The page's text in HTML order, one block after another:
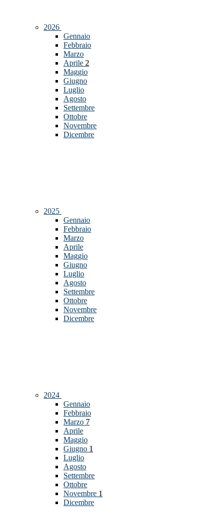
2026
Gennaio
Febbraio
Marzo
Aprile 2
Maggio
Giugno
Luglio
Agosto
Settembre
Ottobre
Novembre
Dicembre
2025
Gennaio
Febbraio
Marzo
Aprile
Maggio
Giugno
Luglio
Agosto
Settembre
Ottobre
Novembre
Dicembre
2024
Gennaio
Febbraio
Marzo 7
Aprile
Maggio
Giugno 1
Luglio
Agosto
Settembre
Ottobre
Novembre 1
Dicembre